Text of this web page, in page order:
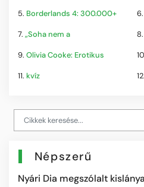
5. Borderlands 4: 300.000+ 6.
7. „Soha nem a 8.
9. Olivia Cooke: Erotikus
11. kvíz 12.
Népszerű
Nyári Dia megszólalt